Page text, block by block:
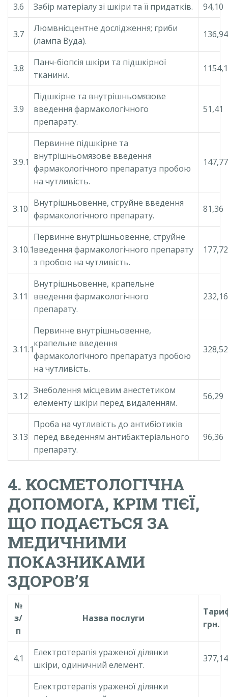
3.6
Забір матеріалу зі шкіри та її придатків. 94,10
3.7
Люмвнісцентне дослідження; гриби
(лампа Вуда).
136,94
3.8
Панч-біопсія шкіри та підшкірної
тканини.
3.9
Підшкірне та внутрішньомязове
введення фармакологічного
препарату.
51,41
3.9.1
Первинне підшкірне та
внутрішньомязове введення
фармакологічного препаратуз пробою
на чутливість.
147,77
3.10
Внутрішньовенне, струйне введення
фармакологічного препарату.
81,36
3.10.1
Первинне внутрішньовенне, струйне
введення фармакологічного препарату
з пробою на чутливість.
177,72
3.11
Внутрішньовенне, крапельне
введення фармакологічного
препарату.
232,16
3.11.1
Первинне внутрішньовенне,
крапельне введення
фармакологічного препаратуз пробою
на чутливість.
328,52
3.12
Знеболення місцевим анестетиком
елементу шкіри перед видаленням.
56,29
3.13
Проба на чутливість до антибіотиків
перед введенням антибактеріального
препарату.
96,36
4. КОСМЕТОЛОГІЧНА
ДОПОМОГА, КРІМ ТІЄЇ,
ЩО ПОДАЄТЬСЯ ЗА
МЕДИЧНИМИ
ПОКАЗНИКАМИ
ЗДОРОВ’Я
№
з/
п
Назва послуги
грн.
4.1
Електротерапія ураженої ділянки
шкіри, одиничний елемент.
377,14
Електротерапія ураженої ділянки